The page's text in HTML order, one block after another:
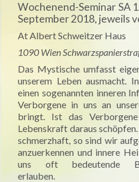
Wochenend-Seminar SA
September 2018, jeweils
At Albert Schweitzer Haus
1090 Wien
Das Mystische umfasst
unserem Leben ausmacht.
einen sogenannten inneren
Verborgene in uns an
bringt. Ist das
Lebenskraft daraus
schmerzhaft, so sind wir
anzuerkennen und innere
uns oft bedeutende
erlauben.